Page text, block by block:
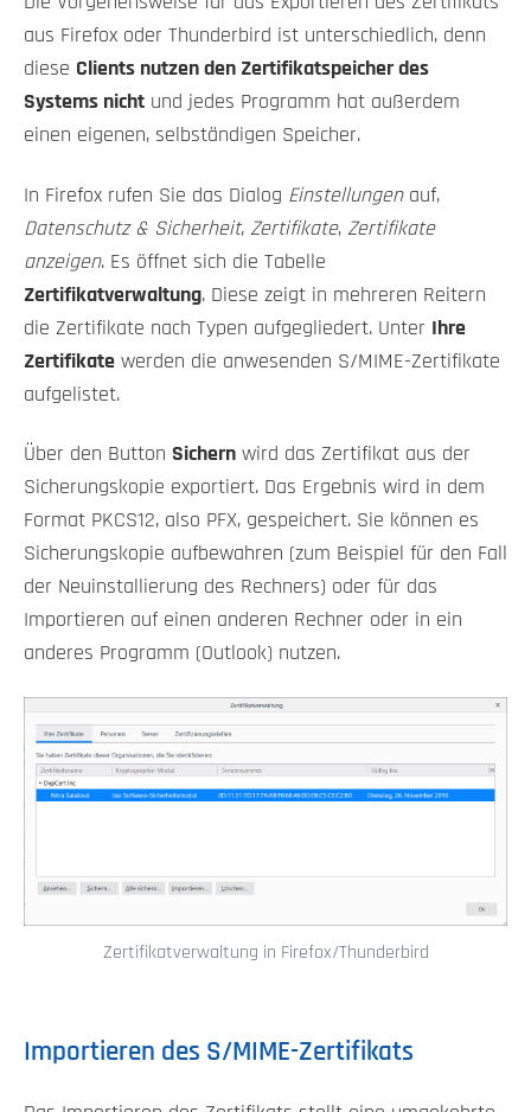
aus Firefox oder Thunderbird ist unterschiedlich, denn
diese Clients nutzen den Zertifikatspeicher des
Systems nicht und jedes Programm hat außerdem
einen eigenen, selbständigen Speicher.
In Firefox rufen Sie das Dialog Einstellungenauf,
Datenschutz & Sicherheit, Zertifikate, Zertifikate
anzeigen. Es öffnet sich die Tabelle
Zertifikatverwaltung. Diese zeigt in mehreren Reitern
die Zertifikate nach Typen aufgegliedert. Unter Ihre
Zertifikate werden die anwesenden S/MIME-Zertifikate
aufgelistet.
Über den Button Sichern wird das Zertifikat aus der
Sicherungskopie exportiert. Das Ergebnis wird in dem
Format PKCS12, also PFX, gespeichert. Sie können es
Sicherungskopie aufbewahren (zum Beispiel für den Fall
der Neuinstallierung des Rechners) oder für das
Importieren auf einen anderen Rechner oder in ein
anderes Programm (Outlook) nutzen.
Zertifikatverwaltung in Firefox/Thunderbird
Importieren des S/MIME-Zertifikats